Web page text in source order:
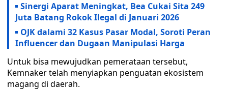
Sinergi Aparat Meningkat, Bea Cukai Sita 249
Juta Batang Rokok Ilegal di Januari 2026
OJK dalami 32 Kasus Pasar Modal, Soroti Peran
Influencer dan Dugaan Manipulasi Harga
Untuk bisa mewujudkan pemerataan tersebut,
Kemnaker telah menyiapkan penguatan ekosistem
magang di daerah.